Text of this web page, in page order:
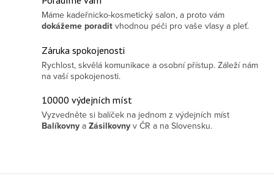
Máme kadeřnicko-kosmetický salon, a proto vám
dokážeme poradit vhodnou péči pro vaše vlasy a pleť.
Záruka spokojenosti
Rychlost, skvělá komunikace a osobní přístup. Záleží nám
na vaší spokojenosti.
10000 výdejních míst
Vyzvedněte si balíček na jednom z výdejních míst
Balíkovny a Zásilkovny v ČR a na Slovensku.